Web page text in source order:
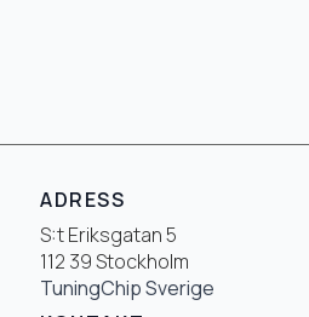
ADRESS
S:t Eriksgatan 5
112 39 Stockholm
TuningChip Sverige